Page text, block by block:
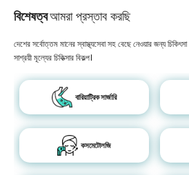
বিশেষত্বআমরা প্রস্তাব করছি
দেশের সর্বোত্তম মানের স্বাস্থ্যসেবা সহ বেছে নেওয়ার জন্য
সাশ্রয়ী মূল্যের চিকিত্সার বিকল্প।
বারিয়াট্রিক সার্জারি
কসমেটোলজি